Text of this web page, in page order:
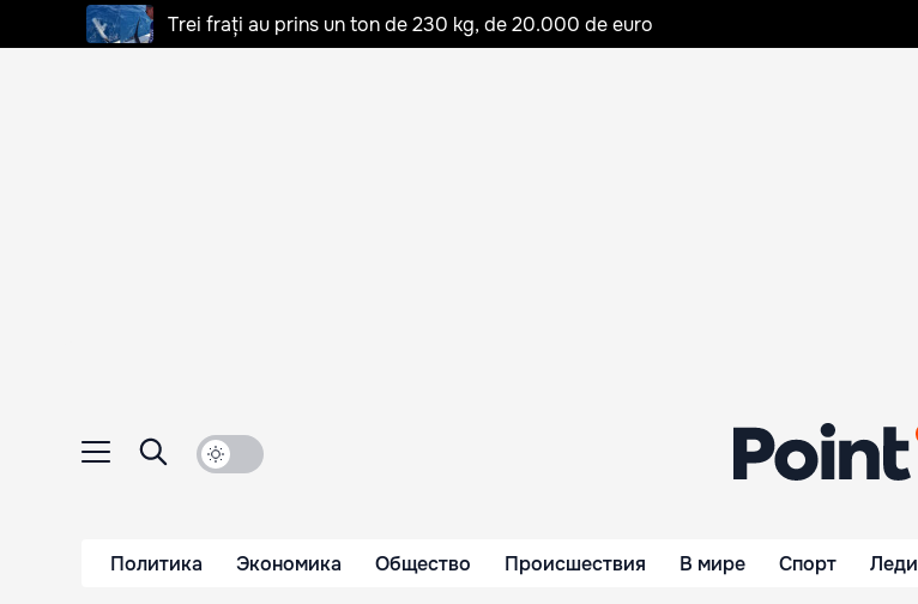
Trei frați au prins un ton de 230 kg, de 20.000 de euro
Политика Экономика Общество Происшествия В мире Спорт Леди